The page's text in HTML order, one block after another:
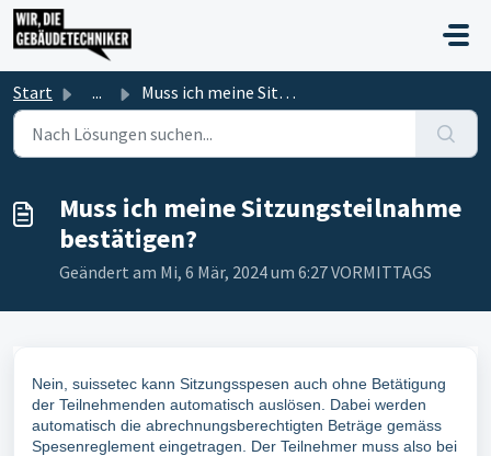
Zum hauptsächlichen Inhalt gehen
Start ... Muss ich meine Sitzungsteilnahme bestätigen?
Muss ich meine Sitzungsteilnahme
bestätigen?
Geändert am Mi, 6 Mär, 2024 um 6:27 VORMITTAGS
Nein, suissetec kann Sitzungsspesen auch ohne Betätigung
der Teilnehmenden automatisch auslösen. Dabei werden
automatisch die abrechnungsberechtigten Beträge gemäss
Spesenreglement eingetragen. Der Teilnehmer muss also bei